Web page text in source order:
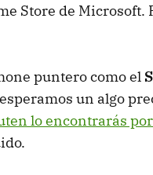
Store de Microsoft.
puntero como el
un algo
lo encontrarás